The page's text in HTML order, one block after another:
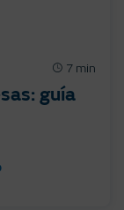
7 min
guía